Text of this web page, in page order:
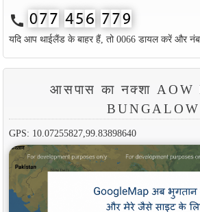
call
यदि आप थाईलैंड के बाहर हैं, तो 0066 डायल करें और
आसपास का नक्शा AOW
BUNGALOW
GPS: 10.07255827,99.83898640